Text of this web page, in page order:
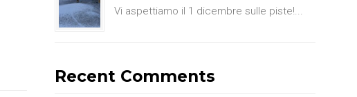
Vi aspettiamo il 1 dicembre sulle piste!...
Recent Comments